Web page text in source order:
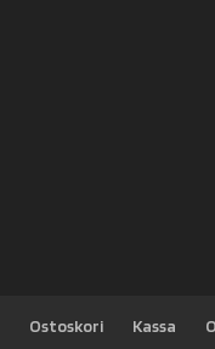
Ostoskori Kassa